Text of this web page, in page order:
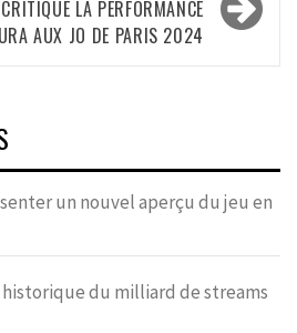
LA PERFORMANCE
AUX JO DE PARIS 2024
un nouvel aperçu du jeu en
du milliard de streams